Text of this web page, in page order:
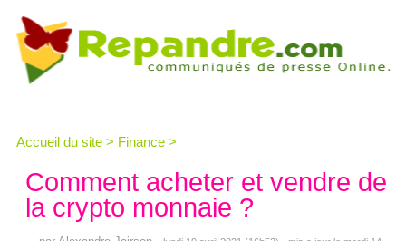
Accueil du site > Finance >
Comment acheter et vendre de
la crypto monnaie ?